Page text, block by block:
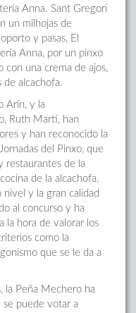
Anna. Sant Gregori
un milhojas de
y pasas, El
Anna, por un pinxo
con una crema de ajos,
de alcachofa.
Arín, y la
Ruth Martí, han
y han reconocido la
del Pinxo, que
restaurantes de la
de la alcachofa.
nivel y la gran calidad
al concurso y ha
la hora de valorar los
como la
que se le da a
la Peña Mechero ha
puede votar a